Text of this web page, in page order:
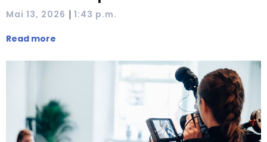
Mai 13, 2026 | 1:43 p.m.
Read more